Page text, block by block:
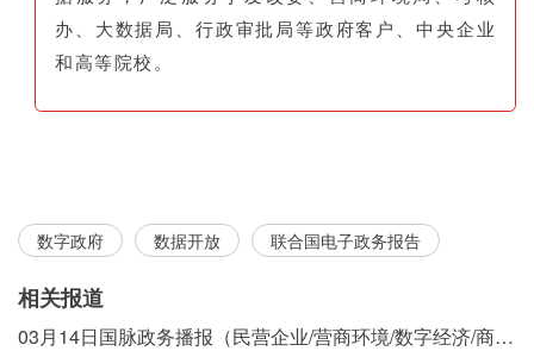
办、大数据局、行政审批局等政府客户、中央企业
和高等院校。
数字政府 数据开放 联合国电子政务报告
相关报道
03月14日国脉政务播报（民营企业/营商环境/数字经济/商事制度改革）